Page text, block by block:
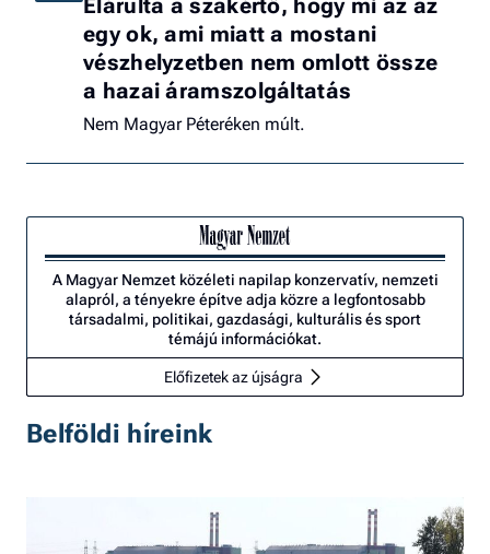
Elárulta a szakértő, hogy mi az az
egy ok, ami miatt a mostani
vészhelyzetben nem omlott össze
a hazai áramszolgáltatás
Nem Magyar Péteréken múlt.
A Magyar Nemzet közéleti napilap konzervatív, nemzeti
alapról, a tényekre építve adja közre a legfontosabb
társadalmi, politikai, gazdasági, kulturális és sport
témájú információkat.
Előfizetek az újságra
Belföldi híreink